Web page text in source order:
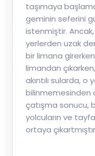
taşımaya
geminin seferini
istenmiştir.
yerlerden uzak
bir limana
limandan çıkarken,
akıntılı sularda, o
bilinmemesinden
çatışma sonucu,
yolcuların ve
ortaya